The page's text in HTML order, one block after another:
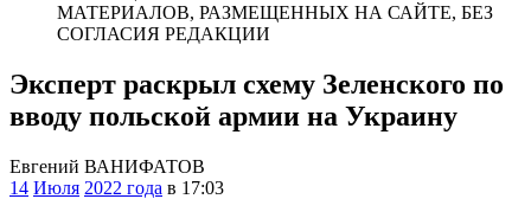
МАТЕРИАЛОВ, РАЗМЕЩЕННЫХ НА САЙТЕ, БЕЗ
СОГЛАСИЯ РЕДАКЦИИ
Эксперт раскрыл схему Зеленского по
вводу польской армии на Украину
Евгений ВАНИФАТОВ
14 Июля 2022 года в 17:03